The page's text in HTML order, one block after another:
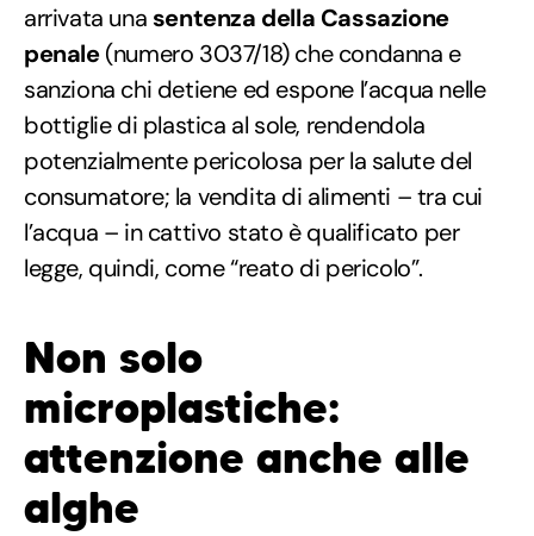
arrivata una sentenza della Cassazione
penale(numero 3037/18) che condanna e
sanziona chi detiene ed espone l’acqua nelle
bottiglie di plastica al sole, rendendola
potenzialmente pericolosa per la salute del
consumatore; la vendita di alimenti – tra cui
l’acqua – in cattivo stato è qualificato per
legge, quindi, come “reato di pericolo”.
Non solo
microplastiche:
attenzione anche alle
alghe